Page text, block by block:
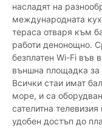
насладят на
международната
тераса отваря към
работи денонощно.
безплатен Wi-Fi във
външна площадка за
Всички стаи имат
море, и са
сателитна
удобен достъп до